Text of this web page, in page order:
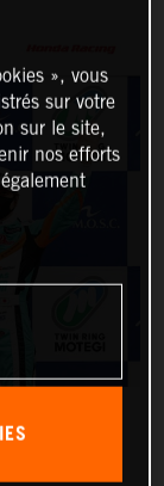
», vous
sur votre
sur le site,
nos efforts